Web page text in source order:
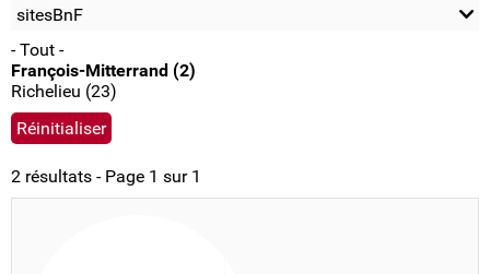
sitesBnF
- Tout -
François-Mitterrand (2)
Richelieu (23)
2 résultats - Page 1 sur 1